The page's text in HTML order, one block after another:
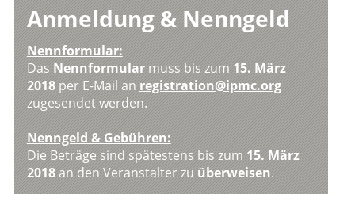
Anmeldung & Nenngeld
Nennformular:
Das Nennformularmuss bis zum 15. März
2018per E-Mail an registration@ipmc.org
zugesendet werden.
Nenngeld & Gebühren:
Die Beträge sind spätestens bis zum 15. März
2018an den Veranstalter zu überweisen.